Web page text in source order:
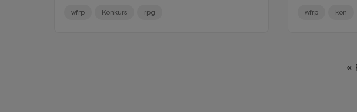
autorstwa Kartografii Niepraktycznej.
wfrp Konkurs rpg wfrp kon
«